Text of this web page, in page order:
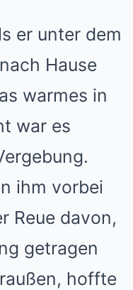
er unter dem
Hause
warmes in
war es
ihm vorbei
Reue davon,
getragen
hoffte